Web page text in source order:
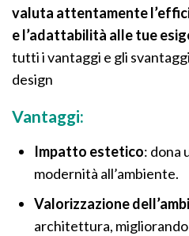
valuta attentamente
e l’adattabilità alle tue
tutti i vantaggi e gli
design
Vantaggi:
Impatto estetico: dona
modernità all’ambiente.
Valorizzazione
architettura,